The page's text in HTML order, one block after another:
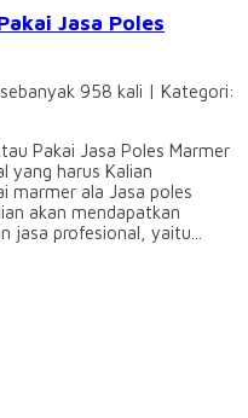
Jasa Poles
958 kali | Kategori:
Pakai Jasa Poles Marmer
yang harus Kalian
marmer ala Jasa poles
akan mendapatkan
jasa profesional, yaitu...